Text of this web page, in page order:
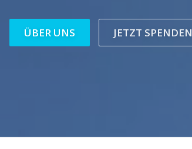
ÜBER UNS JETZT SPENDEN